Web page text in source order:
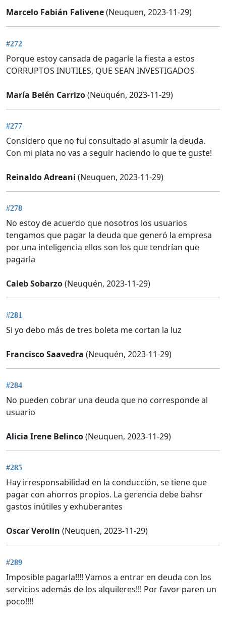
Marcelo Fabián Falivene(Neuquen, 2023-11-29)
#272
Porque estoy cansada de pagarle la fiesta a estos
CORRUPTOS INUTILES, QUE SEAN INVESTIGADOS
María Belén Carrizo(Neuquén, 2023-11-29)
#277
Considero que no fui consultado al asumir la deuda.
Con mi plata no vas a seguir haciendo lo que te guste!
Reinaldo Adreani (Neuquen, 2023-11-29)
#278
No estoy de acuerdo que nosotros los usuarios
tengamos que pagar la deuda que generó la empresa
por una inteligencia ellos son los que tendrían que
pagarla
Caleb Sobarzo(Neuquén, 2023-11-29)
#281
Si yo debo más de tres boleta me cortan la luz
Francisco Saavedra (Neuquén, 2023-11-29)
#284
No pueden cobrar una deuda que no corresponde al
usuario
Alicia Irene Belinco(Neuquen, 2023-11-29)
#285
Hay irresponsabilidad en la conducción, se tiene que
pagar con ahorros propios. La gerencia debe bahsr
gastos inútiles y exhuberantes
Oscar Verolin (Neuquen, 2023-11-29)
#289
Imposible pagarla!!!! Vamos a entrar en deuda con los
servicios además de los alquileres!!! Por favor paren un
poco!!!!